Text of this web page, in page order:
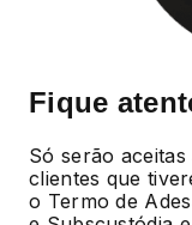
Fique
Só serão
clientes que
o Termo de